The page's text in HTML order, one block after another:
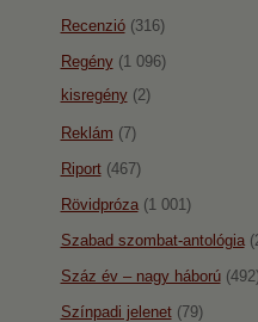
Recenzió(316)
Regény(1 096)
kisregény(2)
Reklám (7)
Riport(467)
Rövidpróza(1 001)
Szabad szombat-antológia
Száz év – nagy háború
Színpadi jelenet(79)